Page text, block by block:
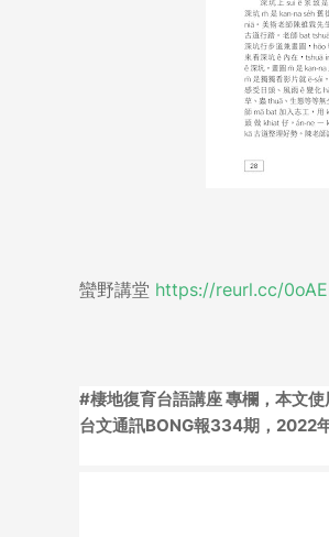
蠻野講堂 https://reurl.cc/
#棲地復育台語講座 專欄， 本文
台文通訊BONG報334期，2022年